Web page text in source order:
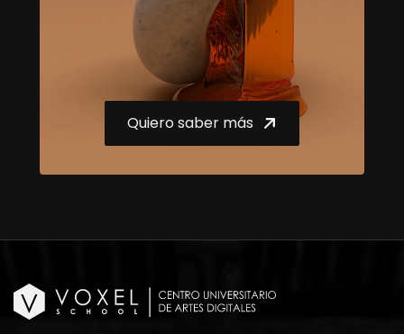
Quiero saber más